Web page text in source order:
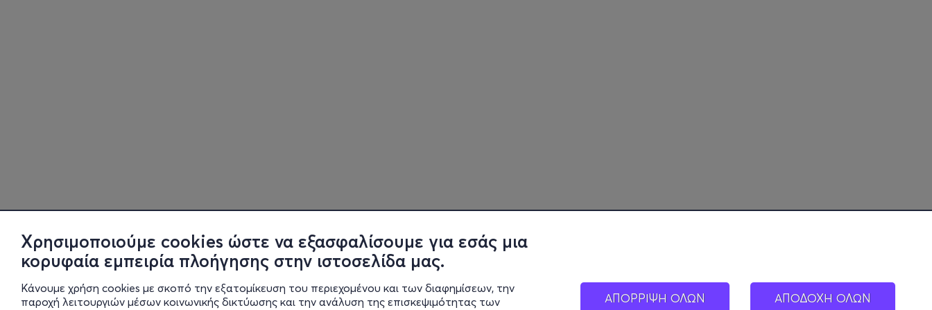
Χρησιμοποιούμε cookies ώστε να εξασφαλίσουμε για εσάς μια
κορυφαία εμπειρία πλοήγησης στην ιστοσελίδα μας.
Κάνουμε χρήση cookies με σκοπό την εξατομίκευση του περιεχομένου και των διαφημίσεων, την
παροχή λειτουργιών μέσων κοινωνικής δικτύωσης και την ανάλυση της επισκεψιμότητας των
ΑΠΟΡΡΙΨΗ ΟΛΩΝ ΑΠΟΔΟΧΗ ΟΛΩΝ